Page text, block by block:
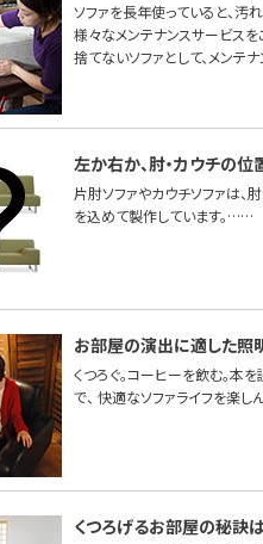
ソファを長年使っていると、汚
様々なメンテナンスサービスを
捨てないソファとして、メンテ
左か右か、肘・カウチの位
片肘ソファやカウチソファは
を込めて製作しています。……
お部屋の演出に適した照
くつろぐ。コーヒーを飲む。本
で、 快適なソファライフを楽
くつろげるお部屋の秘訣